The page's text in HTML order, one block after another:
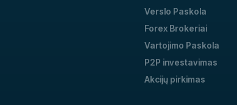
Verslo Paskola
Forex Brokeriai
Vartojimo Paskola
P2P investavimas
Akcijų pirkimas